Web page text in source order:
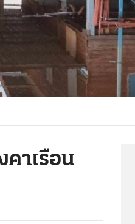
าเรือน